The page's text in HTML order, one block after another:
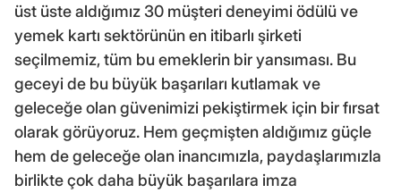
üst üste aldığımız 30 müşteri deneyimi ödülü ve
yemek kartı sektörünün en itibarlı şirketi
seçilmemiz, tüm bu emeklerin bir yansıması. Bu
geceyi de bu büyük başarıları kutlamak ve
geleceğe olan güvenimizi pekiştirmek için bir fırsat
olarak görüyoruz. Hem geçmişten aldığımız güçle
hem de geleceğe olan inancımızla, paydaşlarımızla
birlikte çok daha büyük başarılara imza